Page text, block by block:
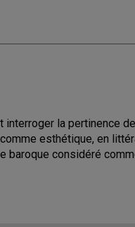
la pertinence
esthétique, en
considéré